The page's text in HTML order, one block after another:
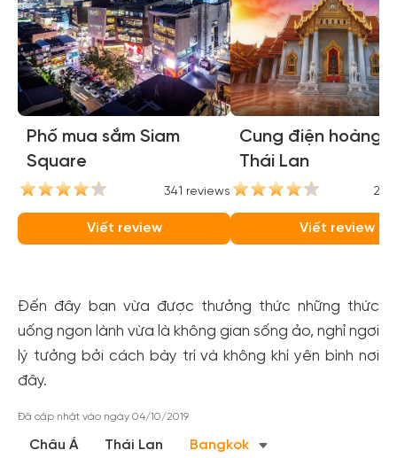
Phố mua sắm Siam
Square
341 reviews
Viết review
Cung điện hoàng
Thái Lan
Viết review
Đến đây bạn vừa được thưởng thức những thức
uống ngon lành vừa là không gian sống ảo, nghỉ ngơi
lý tưởng bởi cách bày trí và không khí yên bình nơi
đây.
Đã cập nhật vào ngày 04/10/2019
Châu Á Thái Lan Bangkok